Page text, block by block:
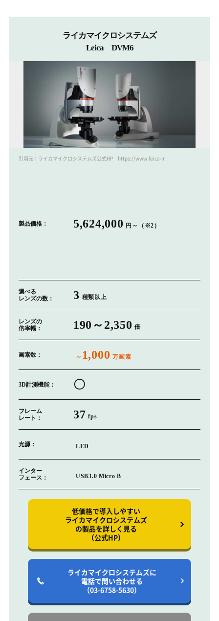
ライカマイクロシステムズ
Leica DVM6
引用元：ライカマイクロシステムズ公式HP https://www.leica-microsystems.com/jp/
製品価格： 5,624,000 円～（※2）
選べる
レンズの数：
3 種類以上
レンズの
倍率幅：
190～2,350 倍
画素数： ～ 1,000 万画素
3D計測機能： 〇
フレーム
レート：
37 fps
光源： LED
インター
フェース：
USB3.0 Micro B
低価格で導入しやすい
ライカマイクロシステムズ
の製品を詳しく見る
（公式HP）
ライカマイクロシステムズに
電話で問い合わせる
（03-6758-5630）